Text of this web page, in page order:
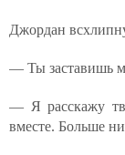
Джордан
— Ты заставишь
— Я расскажу
вместе. Больше